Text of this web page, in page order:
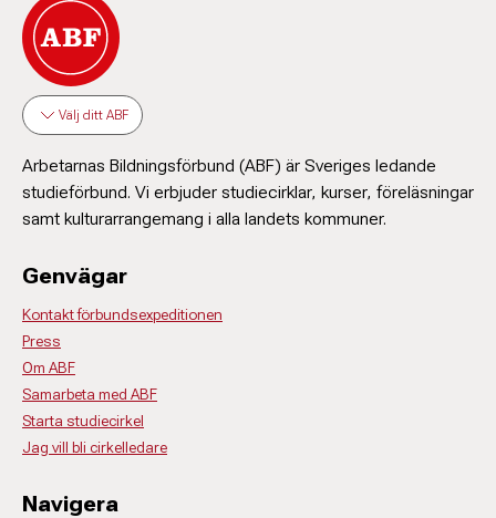
Välj ditt ABF
Arbetarnas Bildningsförbund (ABF) är Sveriges ledande
studieförbund. Vi erbjuder studiecirklar, kurser, föreläsningar
samt kulturarrangemang i alla landets kommuner.
Genvägar
Kontakt förbundsexpeditionen
Press
Om ABF
Samarbeta med ABF
Starta studiecirkel
Jag vill bli cirkelledare
Navigera